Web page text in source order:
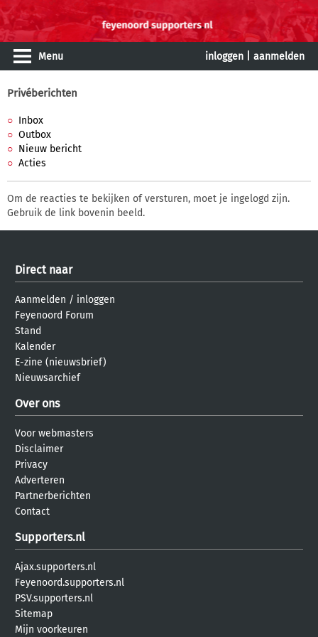
Menu inloggen aanmelden
Privéberichten
Inbox
Outbox
Nieuw bericht
Acties
Om de reacties te bekijken of versturen, moet je ingelogd zijn.
Gebruik de link bovenin beeld.
Direct naar
Aanmelden / inloggen
Feyenoord Forum
Stand
Kalender
E-zine (nieuwsbrief)
Nieuwsarchief
Over ons
Voor webmasters
Disclaimer
Privacy
Adverteren
Partnerberichten
Contact
Supporters.nl
Ajax.supporters.nl
Feyenoord.supporters.nl
PSV.supporters.nl
Sitemap
Mijn voorkeuren